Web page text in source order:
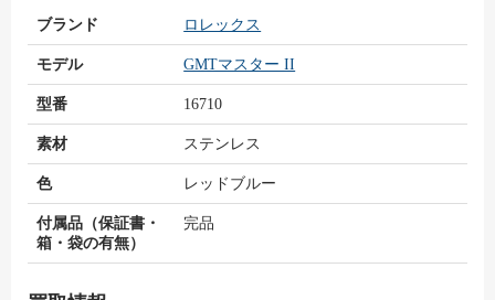
ブランド ロレックス
モデル GMTマスター II
型番 16710
素材 ステンレス
色 レッドブルー
付属品（保証書・
箱・袋の有無）
完品